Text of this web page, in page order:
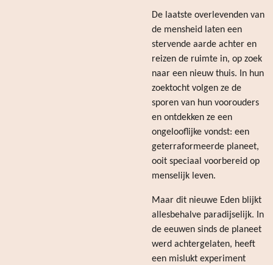
De laatste overlevenden van
de mensheid laten een
stervende aarde achter en
reizen de ruimte in, op zoek
naar een nieuw thuis. In hun
zoektocht volgen ze de
sporen van hun voorouders
en ontdekken ze een
ongelooflijke vondst: een
geterraformeerde planeet,
ooit speciaal voorbereid op
menselijk leven.
Maar dit nieuwe Eden blijkt
allesbehalve paradijselijk. In
de eeuwen sinds de planeet
werd achtergelaten, heeft
een mislukt experiment